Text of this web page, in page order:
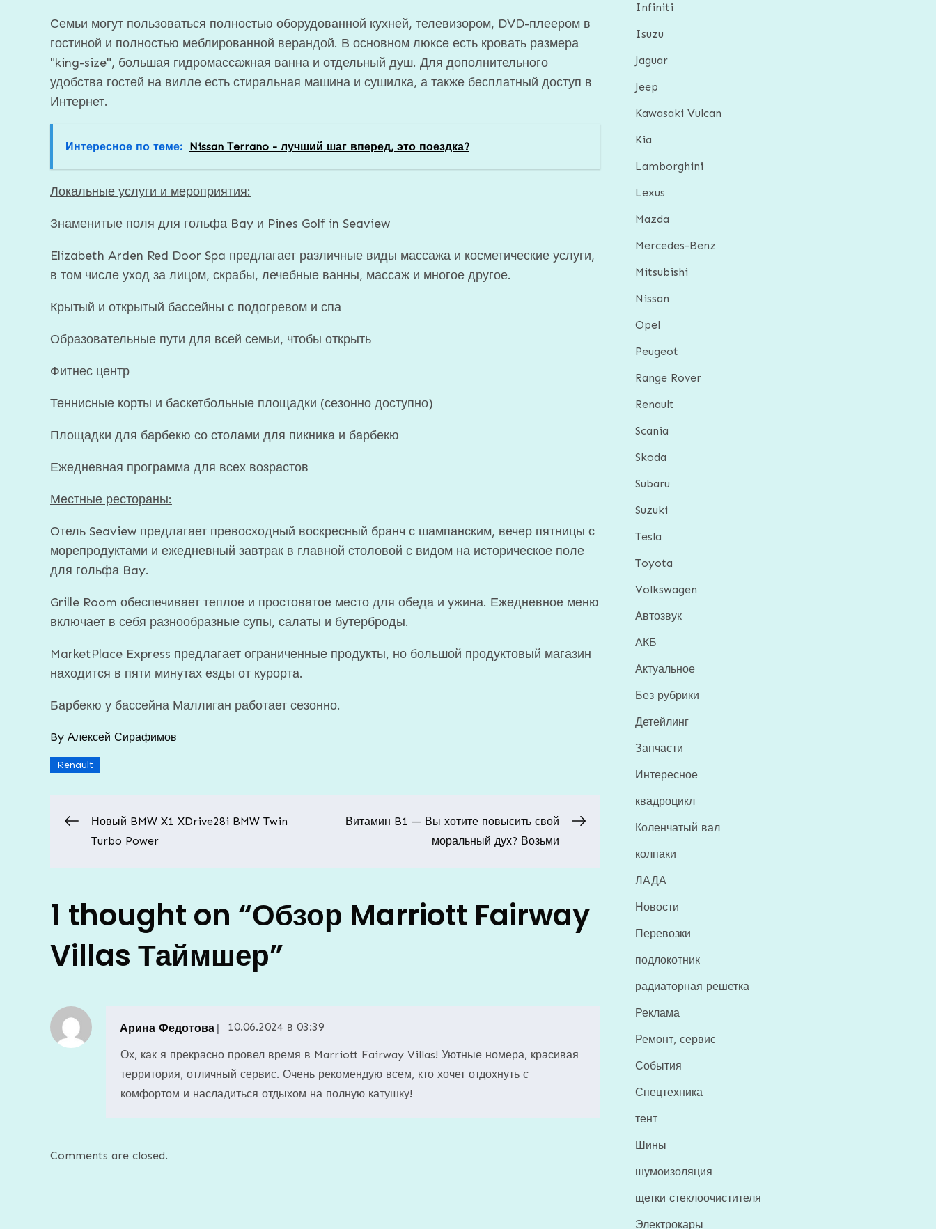
Семьи могут пользоваться полностью оборудованной кухней, телевизором, DVD-плеером в
гостиной и полностью меблированной верандой. В основном люксе есть кровать размера
"king-size", большая гидромассажная ванна и отдельный душ. Для дополнительного
удобства гостей на вилле есть стиральная машина и сушилка, а также бесплатный доступ в
Интернет.
Интересное по теме: Nissan Terrano - лучший шаг вперед, это поездка?
Локальные услуги и мероприятия:
Знаменитые поля для гольфа Bay и Pines Golf in Seaview
Elizabeth Arden Red Door Spa предлагает различные виды массажа и косметические услуги,
в том числе уход за лицом, скрабы, лечебные ванны, массаж и многое другое.
Крытый и открытый бассейны с подогревом и спа
Образовательные пути для всей семьи, чтобы открыть
Фитнес центр
Теннисные корты и баскетбольные площадки (сезонно доступно)
Площадки для барбекю со столами для пикника и барбекю
Ежедневная программа для всех возрастов
Местные рестораны:
Отель Seaview предлагает превосходный воскресный бранч с шампанским, вечер пятницы с
морепродуктами и ежедневный завтрак в главной столовой с видом на историческое поле
для гольфа Bay.
Grille Room обеспечивает теплое и простоватое место для обеда и ужина. Ежедневное меню
включает в себя разнообразные супы, салаты и бутерброды.
MarketPlace Express предлагает ограниченные продукты, но большой продуктовый магазин
находится в пяти минутах езды от курорта.
Барбекю у бассейна Маллиган работает сезонно.
By Алексей Сирафимов
Renault
Навигация
записям
Новый BMW X1 XDrive28i BMW Twin
Turbo Power
Витамин B1 — Вы хотите повысить свой
моральный дух? Возьми
1 thought on “Обзор Marriott Fairway
Villas Таймшер”
Арина Федотова 10.06.2024 в 03:39
Ох, как я прекрасно провел время в Marriott Fairway Villas! Уютные номера, красивая
территория, отличный сервис. Очень рекомендую всем, кто хочет отдохнуть с
комфортом и насладиться отдыхом на полную катушку!
Comments are closed.
Infiniti
Isuzu
Jaguar
Jeep
Kawasaki Vulcan
Kia
Lamborghini
Lexus
Mazda
Mercedes-Benz
Mitsubishi
Nissan
Opel
Peugeot
Range Rover
Renault
Scania
Skoda
Subaru
Suzuki
Tesla
Toyota
Volkswagen
Автозвук
АКБ
Актуальное
Без рубрики
Детейлинг
Запчасти
Интересное
квадроцикл
Коленчатый вал
колпаки
ЛАДА
Новости
Перевозки
подлокотник
радиаторная решетка
Реклама
Ремонт, сервис
События
Спецтехника
тент
Шины
шумоизоляция
щетки стеклоочистителя
Электрокары